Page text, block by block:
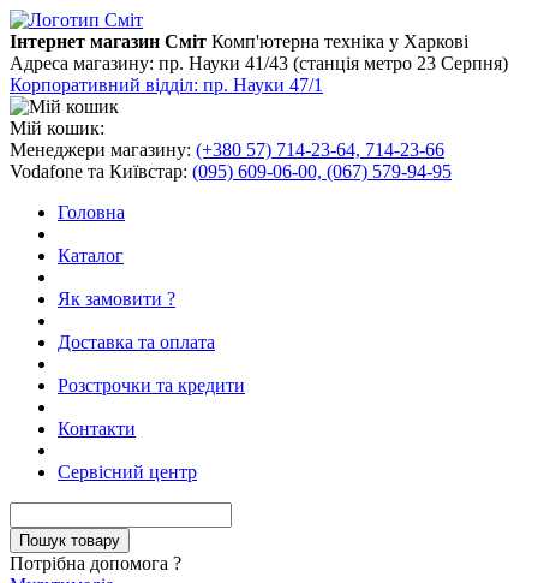
Інтернет магазин Сміт Комп'ютерна техніка у Харкові
Адреса магазину: пр. Науки 41/43 (станція метро 23 Серпня)
Корпоративний відділ: пр. Науки 47/1
Мій кошик:
Менеджери магазину: (+380 57) 714-23-64, 714-23-66
Vodafone та Київстар: (095) 609-06-00, (067) 579-94-95
Головна
Каталог
Як замовити ?
Доставка та оплата
Розстрочки та кредити
Контакти
Сервісний центр
Потрібна допомога ?